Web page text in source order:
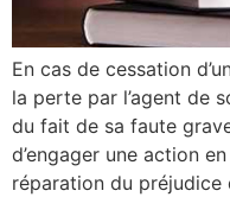
En cas de cessation
la perte par l’agent de
du fait de sa faute
d’engager une action
réparation du